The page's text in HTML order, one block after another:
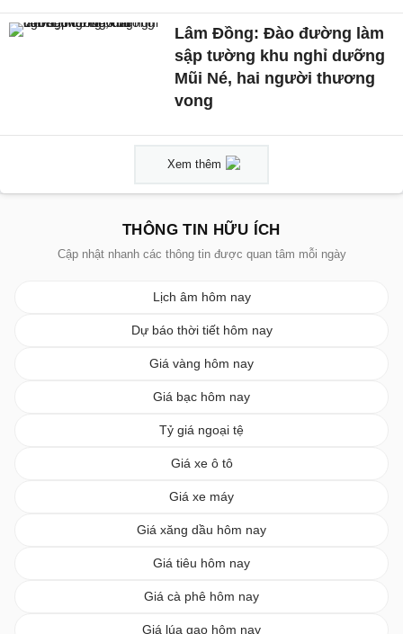
Lâm Đồng: Đào đường làm
sập tường khu nghỉ dưỡng
Mũi Né, hai người thương
vong
Xem thêm
THÔNG TIN HỮU ÍCH
Cập nhật nhanh các thông tin được quan tâm mỗi ngày
Lịch âm hôm nay
Dự báo thời tiết hôm nay
Giá vàng hôm nay
Giá bạc hôm nay
Tỷ giá ngoại tệ
Giá xe ô tô
Giá xe máy
Giá xăng dầu hôm nay
Giá tiêu hôm nay
Giá cà phê hôm nay
Giá lúa gạo hôm nay